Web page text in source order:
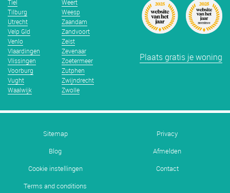
Tiel
Tilburg
Utrecht
Velp Gld
Venlo
Vlaardingen
Vlissingen
Voorburg
Vught
Waalwijk
Weert
Weesp
Zaandam
Zandvoort
Zeist
Zevenaar
Zoetermeer
Zutphen
Zwijndrecht
Zwolle
Plaats gratis je woning
Sitemap
Privacy
Blog
Afmelden
Cookie instellingen
Contact
Terms and conditions